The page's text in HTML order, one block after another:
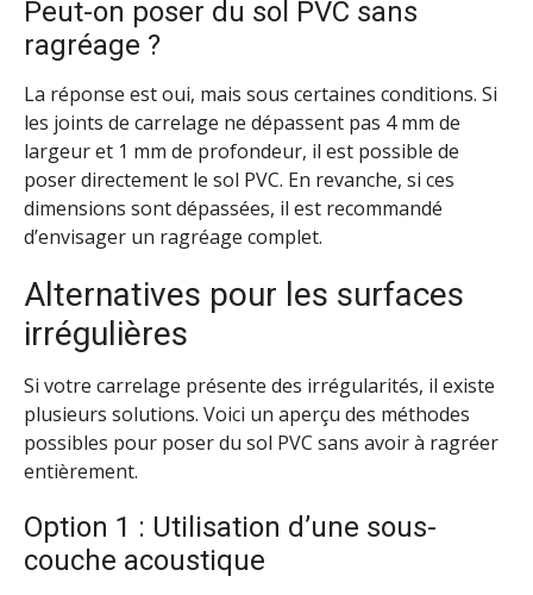
Peut-on poser du sol PVC sans
ragréage ?
La réponse est oui, mais sous certaines conditions. Si
les joints de carrelage ne dépassent pas 4 mm de
largeur et 1 mm de profondeur, il est possible de
poser directement le sol PVC. En revanche, si ces
dimensions sont dépassées, il est recommandé
d’envisager un ragréage complet.
Alternatives pour les surfaces
irrégulières
Si votre carrelage présente des irrégularités, il existe
plusieurs solutions. Voici un aperçu des méthodes
possibles pour poser du sol PVC sans avoir à ragréer
entièrement.
Option 1 : Utilisation d’une sous-
couche acoustique